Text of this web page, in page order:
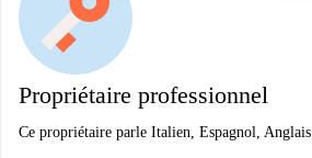
Propriétaire professionnel
Ce propriétaire parle Italien, Espagnol, Anglais